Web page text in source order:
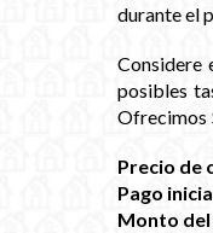
durante el
Considere
posibles
Ofrecimos
Precio de
Pago
Monto